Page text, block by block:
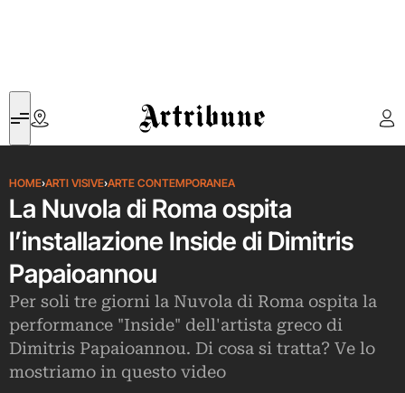
Artribune
HOME›ARTI VISIVE›ARTE CONTEMPORANEA
La Nuvola di Roma ospita
l’installazione Inside di Dimitris
Papaioannou
Per soli tre giorni la Nuvola di Roma ospita la
performance "Inside" dell'artista greco di
Dimitris Papaioannou. Di cosa si tratta? Ve lo
mostriamo in questo video